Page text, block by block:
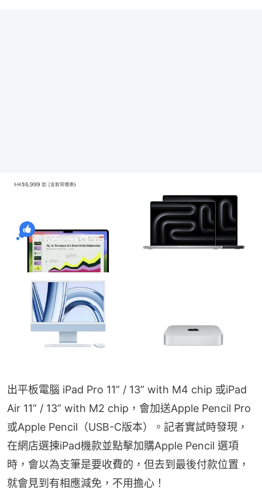
出平板電腦 iPad Pro 11” / 13” with M4 chip 或iPad
Air 11” / 13” with M2 chip，會加送Apple Pencil Pro
或Apple Pencil（USB-C版本）。記者實試時發現，
在網店選揀iPad機款並點擊加購Apple Pencil 選項
時，會以為支筆是要收費的，但去到最後付款位置，
就會見到有相應減免，不用擔心！